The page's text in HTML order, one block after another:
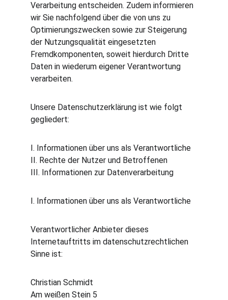
Verarbeitung entscheiden. Zudem informieren
wir Sie nachfolgend über die von uns zu
Optimierungszwecken sowie zur Steigerung
der Nutzungsqualität eingesetzten
Fremdkomponenten, soweit hierdurch Dritte
Daten in wiederum eigener Verantwortung
verarbeiten.
Unsere Datenschutzerklärung ist wie folgt
gegliedert:
I. Informationen über uns als Verantwortliche
II. Rechte der Nutzer und Betroffenen
III. Informationen zur Datenverarbeitung
I. Informationen über uns als Verantwortliche
Verantwortlicher Anbieter dieses
Internetauftritts im datenschutzrechtlichen
Sinne ist:
Christian Schmidt
Am weißen Stein 5